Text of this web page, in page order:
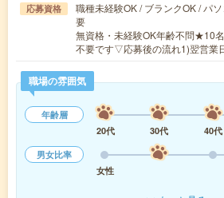
応募資格
職種未経験OK / ブランクOK / パ
要
無資格・未経験OK年齢不問★10
不要です▽応募後の流れ1)翌営業
職場の雰囲気
年齢層
20代
30代 40代
男女比率
女性